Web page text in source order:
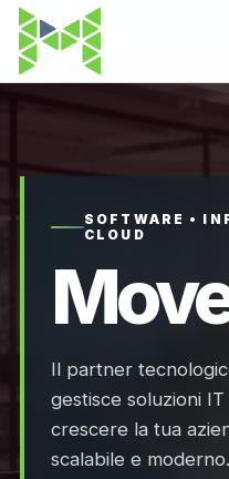
Servizi
Chi Siamo
Contatti
FAQ
Support
SOFTWARE •
CLOUD
Il partner
gestisce soluzioni
crescere la tua
scalabile e moderno.